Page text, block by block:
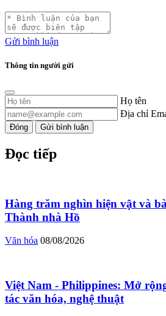
Gửi bình luận
Thông tin người gửi
Họ tên
Địa chỉ
Đóng Gửi bình luận
Đọc tiếp
Hàng trăm nghìn hiện vật và
Thành nhà Hồ
Văn hóa 08/08/2026
Việt Nam - Philippines: Mở
tác văn hóa, nghệ thuật